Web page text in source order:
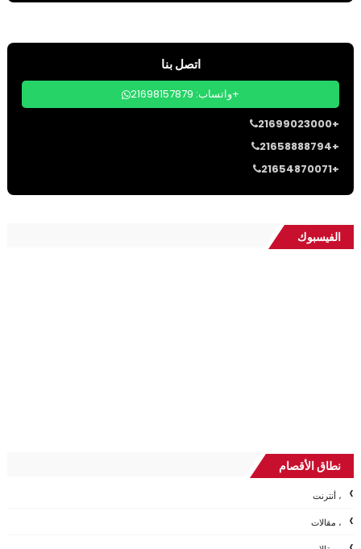
اتصل بنا
واتساب: 21698157879+
21699023000+
21658888794+
21654870071+
الفيسبوك
نطاق الأقصام
، أنترنت
، مقالات